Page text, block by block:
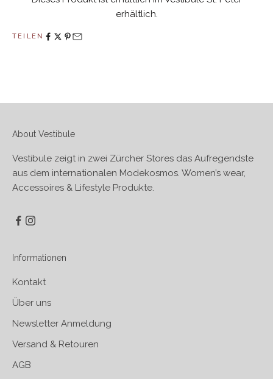
erhältlich.
TEILEN
About Vestibule
Vestibule zeigt in zwei Zürcher Stores das Aufregendste
aus dem internationalen Modekosmos. Women’s wear,
Accessoires & Lifestyle Produkte.
Informationen
Kontakt
Über uns
Newsletter Anmeldung
Versand & Retouren
AGB